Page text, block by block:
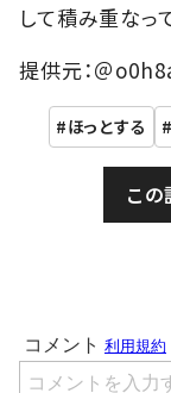
して積み重なっ
提供元：＠
ほっとする
こ